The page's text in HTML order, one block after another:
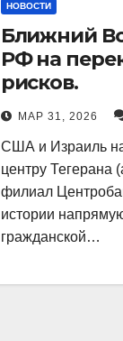
НОВОСТИ
Ближний
РФ на
рисков.
МАР 31, 2026
США и Израиль
центру Тегерана
филиал
истории
гражданской…